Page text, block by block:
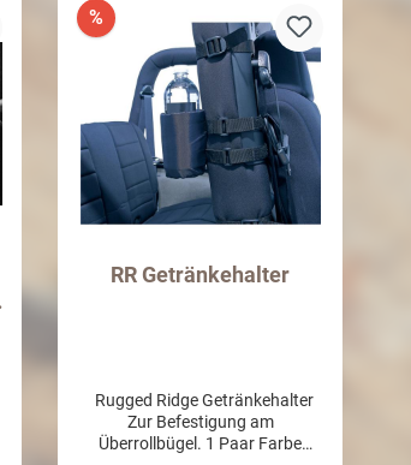
%
RR Getränkehalter
Rugged Ridge Getränkehalter
Zur Befestigung am
Überrollbügel. 1 Paar Farbe